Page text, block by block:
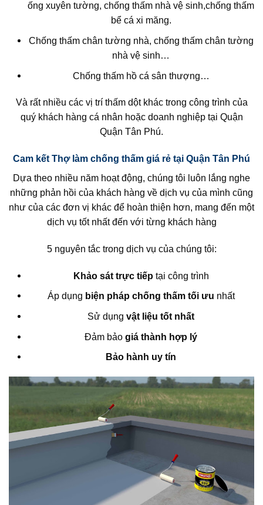
ống xuyên tường, chống thấm nhà vệ sinh,chống thấm
bể cá xi măng.
Chống thấm chân tường nhà, chống thấm chân tường
nhà vệ sinh…
Chống thấm hồ cá sân thượng…
Và rất nhiều các vị trí thấm dột khác trong công trình của
quý khách hàng cá nhân hoặc doanh nghiệp tại Quận
Quận Tân Phú.
Cam kết Thợ làm chống thấm giá rẻ tại Quận Tân Phú
Dựa theo nhiều năm hoạt động, chúng tôi luôn lắng nghe
những phản hồi của khách hàng về dịch vụ của mình cũng
như của các đơn vị khác để hoàn thiện hơn, mang đến một
dịch vụ tốt nhất đến với từng khách hàng
5 nguyên tắc trong dịch vụ của chúng tôi:
Khảo sát trực tiếptại công trình
Áp dụng biện pháp chống thấm tối ưu nhất
Sử dụng vật liệu tốt nhất
Đảm bảo giá thành hợp lý
Bảo hành uy tín